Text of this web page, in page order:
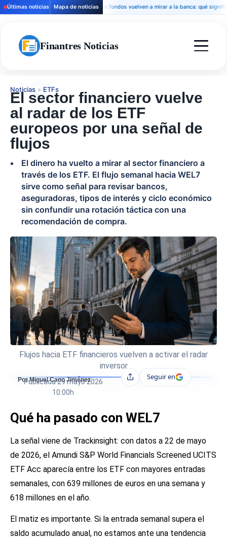
Últimas noticias Mapa de noticiasLos fondos vuelven a mirar a la banca: qué significa
Finantres Noticias
Noticias » ETFs
El sector financiero vuelve
al radar de los ETF
europeos por una señal de
flujos
El dinero ha vuelto a mirar al sector financiero a
través de los ETF. El flujo semanal hacia WEL7
sirve como señal para revisar bancos,
aseguradoras, tipos de interés y ciclo económico
sin confundir una rotación táctica con una
recomendación de compra.
Flujos hacia ETF financieros vuelven a activar el radar
inversor
Por Miguel Cano Jiménez
Publicada29 mayo 2026
10:00h
CompartirSeguir en
Qué ha pasado con WEL7
La señal viene de Trackinsight: con datos a 22 de mayo
de 2026, el Amundi S&P World Financials Screened UCITS
ETF Acc aparecía entre los ETF con mayores entradas
semanales, con 639 millones de euros en una semana y
618 millones en el año.
El matiz es importante. Si la entrada semanal supera el
saldo acumulado anual, no estamos ante una tendencia